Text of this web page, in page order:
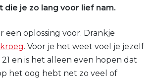
die je zo lang voor lief nam.
een oplossing voor. Drankje
kroeg. Voor je het weet voel je jezelf
en is het alleen even hopen dat
het oog hebt net zo veel of